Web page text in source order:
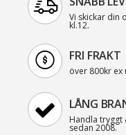
Vi skickar din
kl.12.
FRI FRAKT
över 800kr ex
LÅNG
Handla tryggt
sedan 2008.